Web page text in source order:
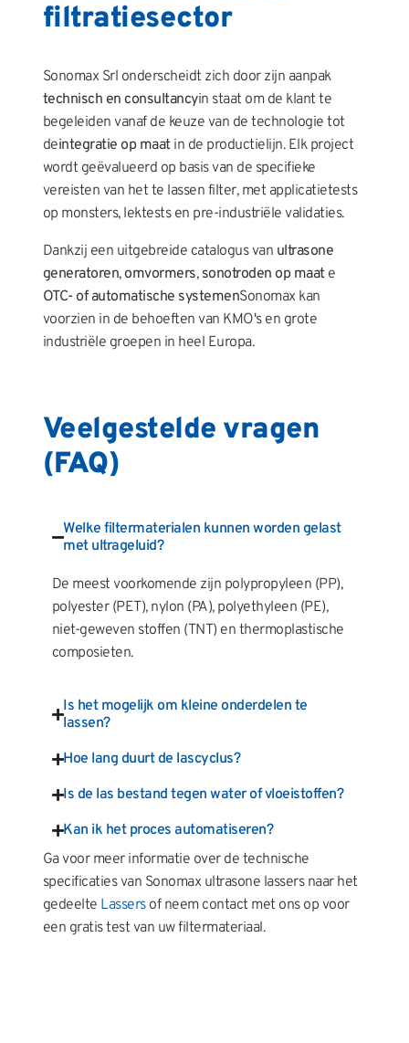
filtratiesector
Sonomax Srl onderscheidt zich door zijn aanpak
technisch en consultancyin staat om de klant te
begeleiden vanaf de keuze van de technologie tot
deintegratie op maatin de productielijn. Elk project
wordt geëvalueerd op basis van de specifieke
vereisten van het te lassen filter, met applicatietests
op monsters, lektests en pre-industriële validaties.
Dankzij een uitgebreide catalogus van ultrasone
generatoren,omvormers, sonotroden op maate
OTC- of automatische systemenSonomax kan
voorzien in de behoeften van KMO's en grote
industriële groepen in heel Europa.
Veelgestelde vragen
(FAQ)
Welke filtermaterialen kunnen worden gelast
met ultrageluid?
De meest voorkomende zijn polypropyleen (PP),
polyester (PET), nylon (PA), polyethyleen (PE),
niet-geweven stoffen (TNT) en thermoplastische
composieten.
Is het mogelijk om kleine onderdelen te
lassen?
Hoe lang duurt de lascyclus?
Is de las bestand tegen water of vloeistoffen?
Kan ik het proces automatiseren?
Ga voor meer informatie over de technische
specificaties van Sonomax ultrasone lassers naar het
gedeelte Lassersof neem contact met ons op voor
een gratis test van uw filtermateriaal.